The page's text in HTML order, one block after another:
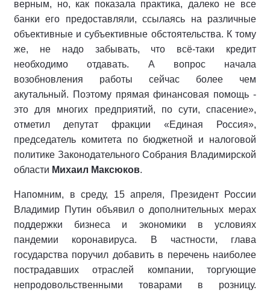
верным, но, как показала практика, далеко не все
банки его предоставляли, ссылаясь на различные
объективные и субъективные обстоятельства. К тому
же, не надо забывать, что всё-таки кредит
необходимо отдавать. А вопрос начала
возобновления работы сейчас более чем
акутальный. Поэтому прямая финансовая помощь -
это для многих предприятий, по сути, спасение»,
отметил депутат фракции «Единая Россия»,
председатель комитета по бюджетной и налоговой
политике Законодательного Собрания Владимирской
области Михаил Максюков.
Напомним, в среду, 15 апреля, Президент России
Владимир Путин объявил о дополнительных мерах
поддержки бизнеса и экономики в условиях
пандемии коронавируса. В частности, глава
государства поручил добавить в перечень наиболее
пострадавших отраслей компании, торгующие
непродовольственными товарами в розницу.